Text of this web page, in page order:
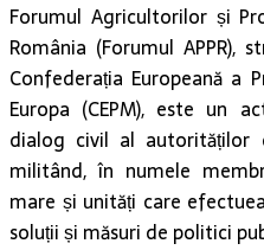
Forumul Agricultorilor și
România (Forumul
Confederația Europeană a
Europa (CEPM), este un
dialog civil al autorităților
militând, în numele
mare și unități care
soluții și măsuri de politici